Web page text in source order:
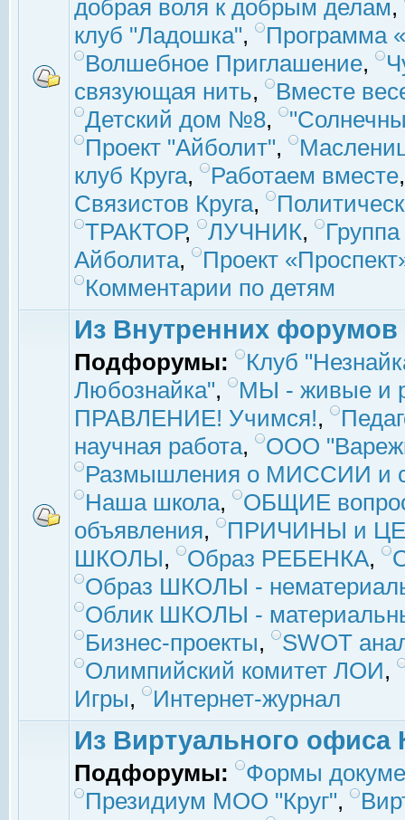
добрая воля к добрым делам,
клуб "Ладошка",
Программа
Волшебное Приглашение,
связующая нить,
Вместе
Детский дом №8,
Проект "Айболит",
клуб Круга, Работаем вместе
Связистов Круга,
ТРАКТОР, ЛУЧНИК,
Айболита,
Проект
Комментарии по детям
Из Внутренних форумов
Подфорумы:
Клуб
Любознайка",
МЫ - живые и
ПРАВЛЕНИЕ! Учимся!,
научная работа,
ООО
Размышления о МИССИИ и
Наша школа,
ОБЩИЕ
объявления,
ПРИЧИНЫ и
ШКОЛЫ, Образ РЕБЕНКА,
Образ ШКОЛЫ -
Облик ШКОЛЫ -
Бизнес-проекты,
SWOT
Олимпийский комитет ЛОИ,
Игры, Интернет-журнал
Из Виртуального офиса
Подфорумы:
Формы
Президиум МОО "Круг",